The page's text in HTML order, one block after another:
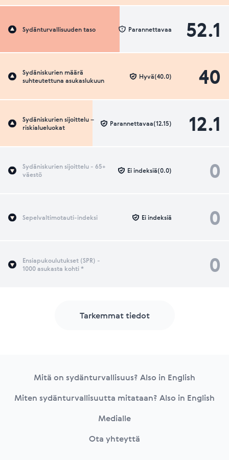
Sydänturvallisuuden taso 52.1
Parannettavaa
Sydäniskurien määrä
suhteutettuna asukaslukuun
40
Hyvä(40.0)
Sydäniskurien sijoittelu –
riskialueluokat
12.1
Parannettavaa(12.15)
Sydäniskurien sijoittelu - 65+
väestö
0
Ei indeksiä(0.0)
Sepelvaltimotauti-indeksi 0
Ei indeksiä
Ensiapukoulutukset (SPR) -
1000 asukasta kohti *
0
Tarkemmat tiedot
Mitä on sydänturvallisuus? Also in English
Miten sydänturvallisuutta mitataan? Also in English
Medialle
Ota yhteyttä